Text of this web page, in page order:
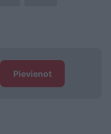
Pievienot